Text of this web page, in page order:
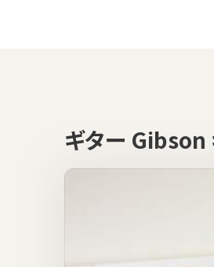
ギター Gibson